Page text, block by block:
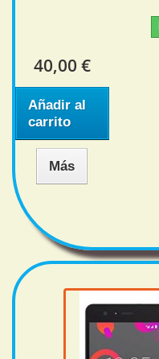
40,00 €
Añadir al
carrito
Más